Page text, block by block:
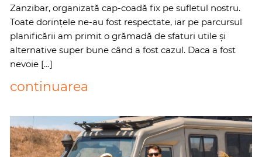
Zanzibar, organizată cap-coadă fix pe sufletul nostru.
Toate dorințele ne-au fost respectate, iar pe parcursul
planificării am primit o grămadă de sfaturi utile și
alternative super bune când a fost cazul. ​Daca a fost
nevoie […]
continuarea